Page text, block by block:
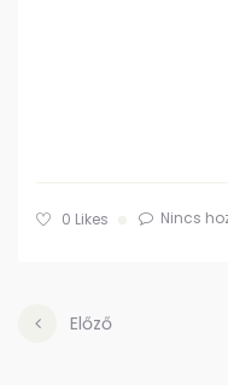
0 Likes Nincs
Előző